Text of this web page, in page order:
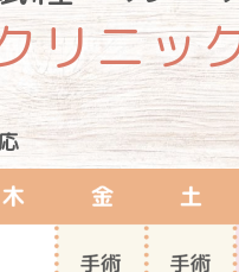
リニッ